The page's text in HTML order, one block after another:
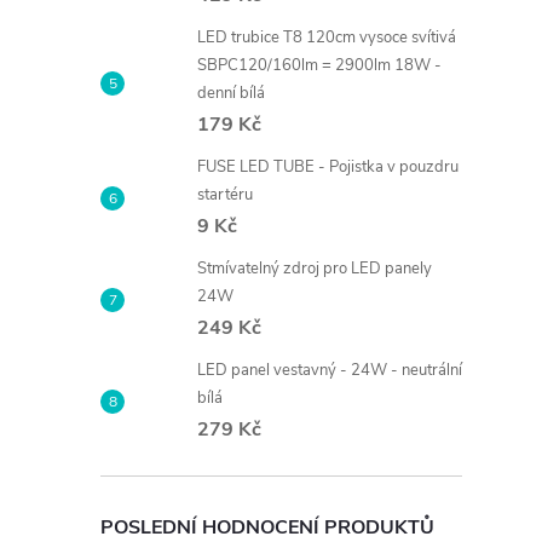
LED trubice T8 120cm vysoce svítivá
SBPC120/160lm = 2900lm 18W -
denní bílá
179 Kč
FUSE LED TUBE - Pojistka v pouzdru
startéru
9 Kč
Stmívatelný zdroj pro LED panely
24W
249 Kč
LED panel vestavný - 24W - neutrální
bílá
279 Kč
POSLEDNÍ HODNOCENÍ PRODUKTŮ